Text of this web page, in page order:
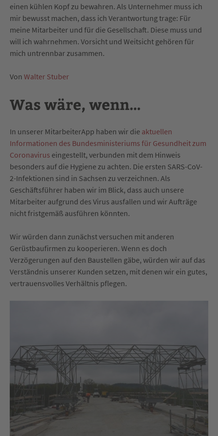
einen kühlen Kopf zu bewahren. Als Unternehmer muss ich
mir bewusst machen, dass ich Verantwortung trage: Für
meine Mitarbeiter und für die Gesellschaft. Diese muss und
will ich wahrnehmen. Vorsicht und Weitsicht gehören für
mich untrennbar zusammen.
Von Walter Stuber
Was wäre, wenn…
In unserer MitarbeiterApp haben wir die aktuellen
Informationen des Bundesministeriums für Gesundheit zum
Coronavirus eingestellt, verbunden mit dem Hinweis
besonders auf die Hygiene zu achten. Die ersten SARS-CoV-
2-Infektionen sind in Sachsen zu verzeichnen. Als
Geschäftsführer haben wir im Blick, dass auch unsere
Mitarbeiter aufgrund des Virus ausfallen und wir Aufträge
nicht fristgemäß ausführen könnten.
Wir würden dann zunächst versuchen mit anderen
Gerüstbaufirmen zu kooperieren. Wenn es doch
Verzögerungen auf den Baustellen gäbe, würden wir auf das
Verständnis unserer Kunden setzen, mit denen wir ein gutes,
vertrauensvolles Verhältnis pflegen.